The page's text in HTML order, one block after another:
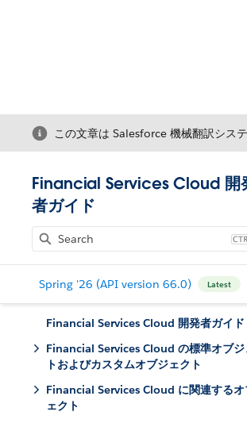
この文章は Salesforce 機械翻訳シス
Financial Services Cloud 開
者ガイド
Spring '26 (API version 66.0) Latest
Financial Services Cloud 開発者ガイド
Financial Services Cloud の標準オブジ
トおよびカスタムオブジェクト
Financial Services Cloud に関連するオ
ェクト